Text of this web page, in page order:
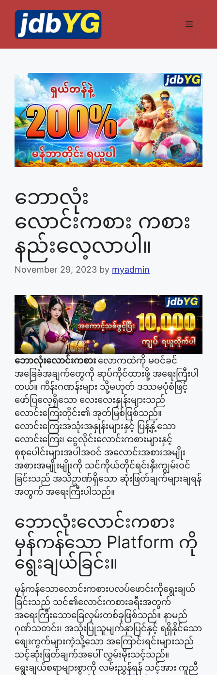
content
Menu
ဘောလုံး
လောင်းကစား ကစား
နည်းလေ့လာပါ။
November 29, 2023 by myadmin
ဘောလုံးလောင်းကစား လောကထဲကို မ၀င်ခင်
အခြေခံအချက်တွေကို ဆုပ်ကိုင်ထားဖို့ အရေးကြီးပါ
တယ်။ ကိန်းဂဏန်းများ သို့မဟုတ် ဒဿမပုံစံဖြင့်
ဖော်ပြလေ့ရှိသော လေးလေးနှုန်းများသည်
လောင်းကြေးတိုင်း၏ အုတ်မြစ်ဖြစ်သည်။
လောင်းကြေးအသုံးအနှုန်းများနှင့် ပြန့်နှံ့သော
လောင်းကြေး၊ ငွေလိုင်းလောင်းကစားများနှင့်
စုစုပေါင်းများအပါအဝင် အလောင်းအစားအမျိုး
အစားအမျိုးမျိုးကို သင်ကိုယ်တိုင်ရင်းနှီးကျွမ်းဝင်
ခြင်းသည် အသိဥာဏ်ရှိသော ဆုံးဖြတ်ချက်များချရန်
အတွက် အရေးကြီးပါသည်။
ဘောလုံးလောင်းကစား
မှန်ကန်သော Platform ကို
ရွေးချယ်ခြင်း။
မှန်ကန်သောလောင်းကစားပလပ်ဖောင်းကိုရွေးချယ်
ခြင်းသည် သင်၏လောင်းကစားခရီးအတွက်
အရေးကြီးသောခြေလှမ်းတစ်ခုဖြစ်သည်။ နာမည်
ဂုဏ်သတင်း၊ အသုံးပြုသူမျက်နှာပြင်နှင့် ရရှိနိုင်သော
စျေးကွက်များကဲ့သို့သော အကြောင်းရင်းများသည်
သင့်ဆုံးဖြတ်ချက်အပေါ် လွှမ်းမိုးသင့်သည်။
ရွေးချယ်စရာများစွာကို လမ်းညွှန်ရန် သင့်အား ကူညီ